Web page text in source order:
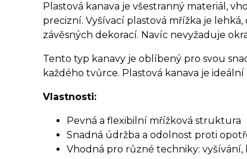
Plastová kanava je všestranný materiál,
precizní. Vyšívací plastová mřížka je
závěsných dekorací. Navíc nevyžaduje
Tento typ kanavy je oblíbený pro svou
každého tvůrce. Plastová kanava je
Vlastnosti:
Pevná a flexibilní mřížková struktura
Snadná údržba a odolnost proti
Vhodná pro různé techniky: